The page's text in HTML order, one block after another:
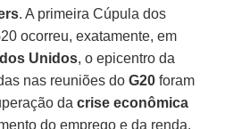
. A primeira Cúpula dos
ocorreu, exatamente, em
Unidos, o epicentro da
nas reuniões doG20 foram
dacrise econômica
do emprego e da renda.